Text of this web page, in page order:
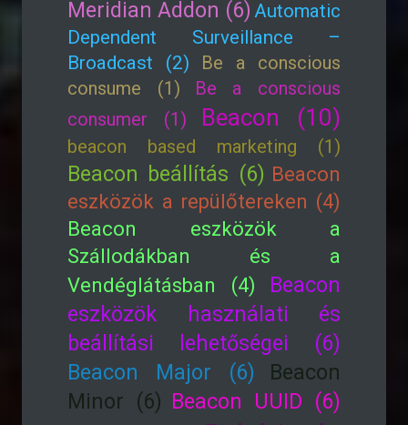
Meridian Addon (6) Automatic
Dependent Surveillance –
Broadcast (2)
Be a conscious
consume (1)
Be a conscious
consumer (1)
Beacon (10)
beacon based marketing (1)
Beacon beállítás (6) Beacon
eszközök a repülőtereken (4)
Beacon eszközök a
Szállodákban és a
Vendéglátásban (4)
Beacon
eszközök használati és
beállítási lehetőségei (6)
Beacon Major (6)
Beacon
Minor (6) Beacon UUID (6)